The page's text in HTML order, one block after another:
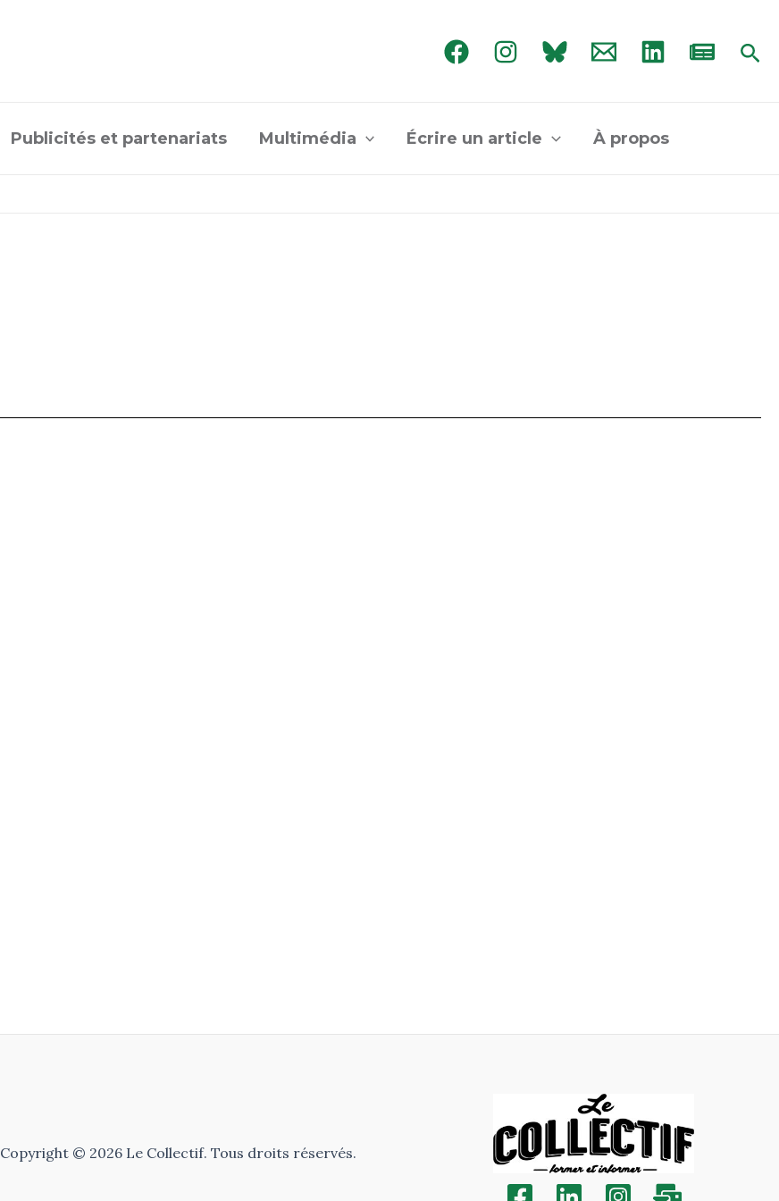
Publicités et partenariats Multimédia Écrire un article À propos
Copyright © 2026 Le Collectif. Tous droits réservés.